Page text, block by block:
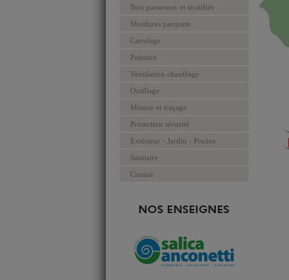
Bois panneaux et stratifiés
Moulures parquets
Carrelage
Peinture
Ventilation chauffage
Outillage
Mesure et traçage
Protection sécurité
Extérieur - Jardin - Piscine
Sanitaire
Cuisine